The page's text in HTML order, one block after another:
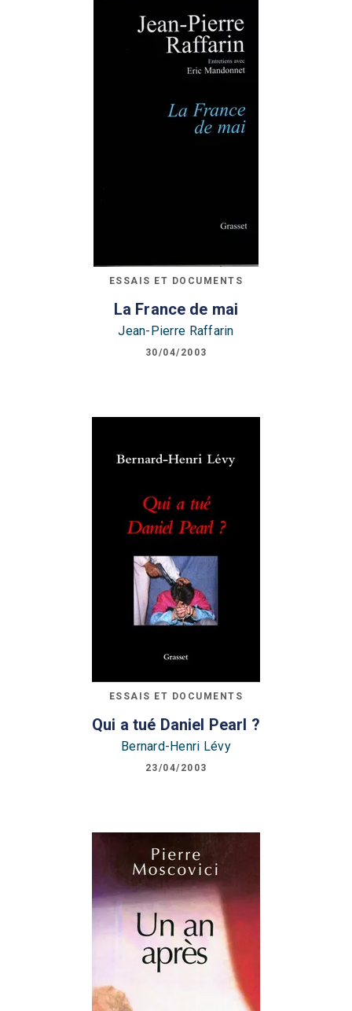
ESSAIS ET DOCUMENTS
La France de mai
Jean-Pierre Raffarin
30/04/2003
ESSAIS ET DOCUMENTS
Qui a tué Daniel Pearl ?
Bernard-Henri Lévy
23/04/2003